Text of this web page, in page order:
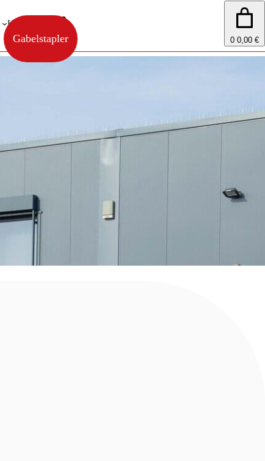
Kontakt
0 0,00 €
Gabelstapler